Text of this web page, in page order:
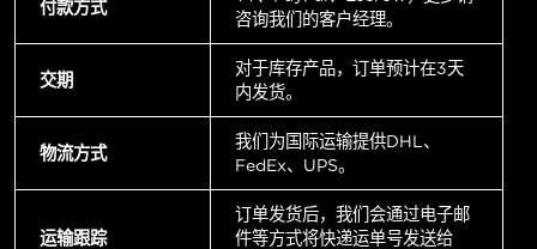
付款方式
咨询我们的客户经理。
交期
对于库存产品，订单预计在3天
内发货。
物流方式
我们为国际运输提供DHL、
FedEx、UPS。
运输跟踪
订单发货后，我们会通过电子邮
件等方式将快递运单号发送给